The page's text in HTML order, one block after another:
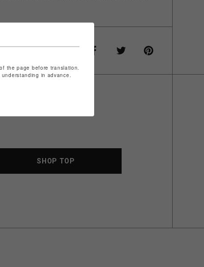
SHOP TOP
the page before translation.
in advance.